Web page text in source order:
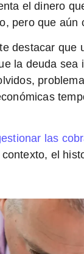
el dinero
pero que aún
destacar que
la deuda sea
las
el